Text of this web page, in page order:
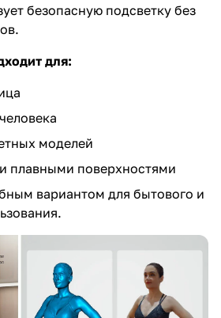
безопасную подсветку без
для:
моделей
плавными поверхностями
вариантом для бытового и